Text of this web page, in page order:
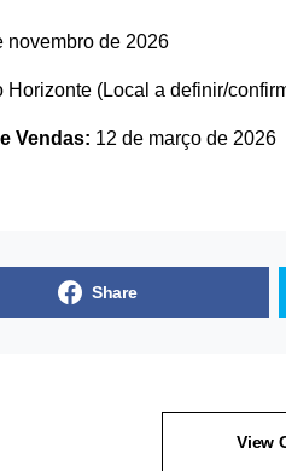
novembro de 2026
Horizonte (Local a definir/
Vendas: 12 de março de 2026
Share
View